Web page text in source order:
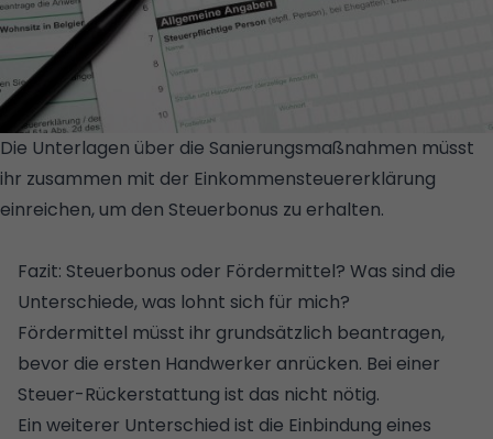
Die Unterlagen über die Sanierungsmaßnahmen müsst
ihr zusammen mit der Einkommensteuererklärung
einreichen, um den Steuerbonus zu erhalten.
Fazit: Steuerbonus oder Fördermittel? Was sind die
Unterschiede, was lohnt sich für mich?
Fördermittel müsst ihr grundsätzlich beantragen,
bevor die ersten Handwerker anrücken. Bei einer
Steuer-Rückerstattung ist das nicht nötig.
Ein weiterer Unterschied ist die Einbindung eines